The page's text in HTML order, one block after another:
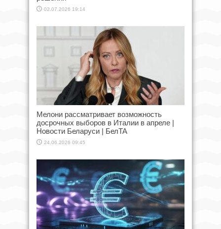
02.07.2026 19:14
Мелони рассматривает возможность
досрочных выборов в Италии в апреле |
Новости Беларуси | БелТА
24.06.2026 09:45